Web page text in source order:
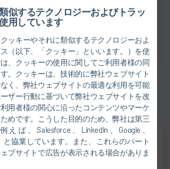
似するテクノロジーおよびトラッ
用しています
ッキーやそれに類似するテクノロジーおよ
（以下、「クッキー」といいます。）を使
、クッキーの使用に関してご利用者様の同
。クッキーは、技術的に弊社ウェブサイト
く、弊社ウェブサイトの最適な利用を可能
ザー行動に基づいて弊社ウェブサイトを改
用者様の関心に沿ったコンテンツやマーケ
めです。こうした目的のため、弊社は第三
ば、Salesforce、LinkedIn、Google、
と協業しています。また、これらのパート
ブサイトで広告が表示される場合がありま